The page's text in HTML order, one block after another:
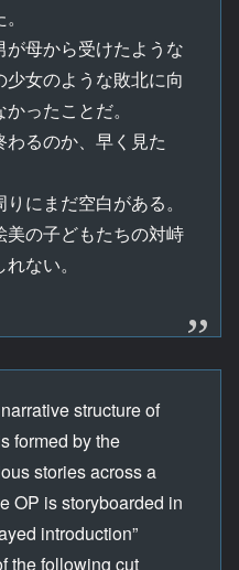
母から受けたような
女のような敗北に向
ったことだ。
るのか、早く見た
にまだ空白がある。
の子どもたちの対峙
ない。
structure of
formed by the
stories across a
OP is storyboarded in
introduction”
the following cut